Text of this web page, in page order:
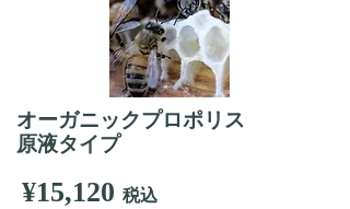
オーガニックプロポリス
原液タイプ
¥15,120 税込